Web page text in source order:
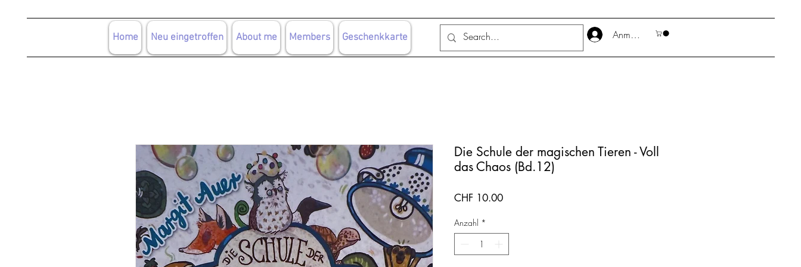
Home Neu eingetroffen About me Members Geschenkkarte Anmelden
Die Schule der magischen Tieren - Voll
das Chaos (Bd.12)
CHF 10.00Preis
Anzahl *